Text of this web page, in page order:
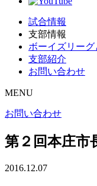
試合情報
支部情報
ボーイズリーグ
支部紹介
お問い合わせ
MENU
お問い合わせ
第２回本庄
2016.12.07